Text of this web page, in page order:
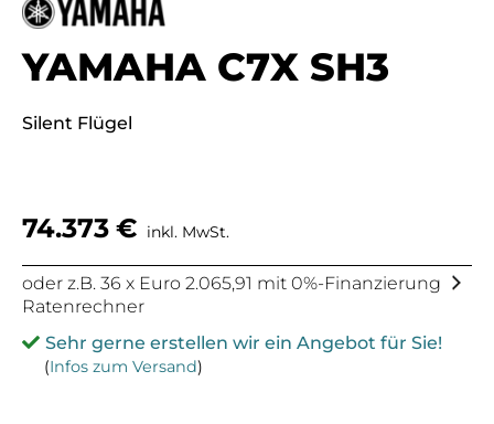
YAMAHA C7X SH3
Silent Flügel
74.373 € inkl. MwSt.
oder z.B. 36 x Euro 2.065,91 mit 0%-Finanzierung
Ratenrechner
Sehr gerne erstellen wir ein Angebot für Sie!
(Infos zum Versand)